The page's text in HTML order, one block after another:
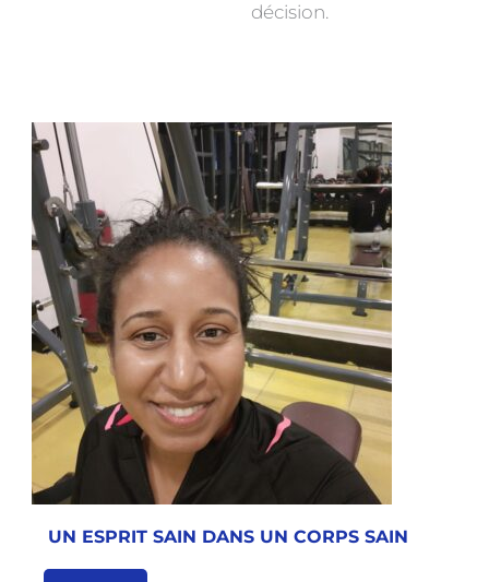
décision.
UN ESPRIT SAIN DANS UN CORPS SAIN